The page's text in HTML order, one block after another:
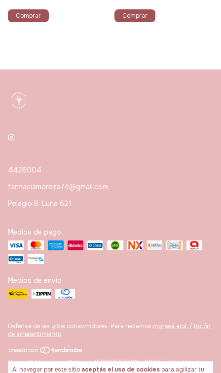
Al navegar por este sitio aceptás el uso de cookies para agilizar tu
Comprar Comprar
4426004
farmaciamoreira74@gmail.com
Pelagio B. Luna 621
Medios de pago
Medios de envío
Defensa de las y los consumidores. Para reclamos ingresá acá. / Botón
de arrepentimiento
Copyright Farmacia Moreira - 27202537060 - 2026. Todos los
derechos reservados.